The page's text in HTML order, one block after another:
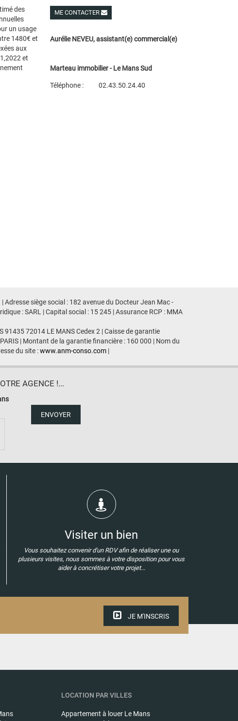
des
un usage
1480€ et
aux
et
ME CONTACTER
Aurélie NEVEU, assistant(e) commercial(e)
Marteau immobilier - Le Mans Sud
Téléphone :
02.43.50.24.40
Adresse siège social : 182 avenue du Docteur Jean Mac -
: SARL | Capital social : 15 245 | Assurance RCP : MMA
91435 72014 LE MANS Cedex 2 | Caisse de garantie
| Montant de la garantie financière : 160 000 | Nom du
du site :www.anm-conso.com |
AGENCE !...
ENVOYER
Visiter un bien
Vous souhaitez convenir d'un RDV afin de réaliser une ou
plusieurs visites, nous sommes à votre disposition pour vous
aider à concrétiser votre projet...
JE M'INSCRIS
LOCATION PAR VILLES
Appartement à louer Le Mans